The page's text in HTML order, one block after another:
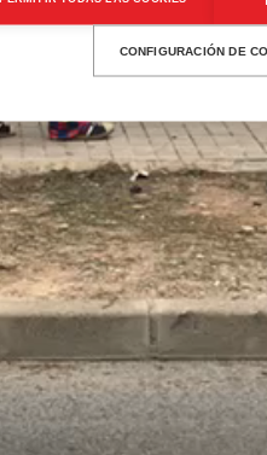
CONFIGURACIÓN DE